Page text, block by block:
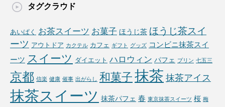
ゴ
タグクラウド
あいぱく お茶スイーツ お菓子 ほうじ茶 ほうじ茶スイ
ーツ アウトドア カクテル カフェ ギフト グッズ コンビニ抹茶スイ
ーツ スイーツ ダイエット ハロウィン パフェ プリン 七五三
京都 信楽 健康 催事 出がらし 和菓子 抹茶 抹茶アイス
抹茶スイーツ 抹茶パフェ 春 東京抹茶スイーツ 桜 梅